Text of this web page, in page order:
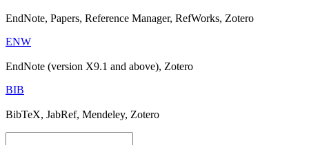
EndNote, Papers, Reference Manager, RefWorks, Zotero
ENW
EndNote (version X9.1 and above), Zotero
BIB
BibTeX, JabRef, Mendeley, Zotero